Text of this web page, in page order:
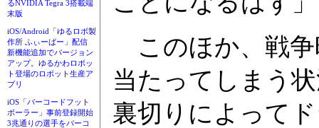
るNVIDIA Tegra 3搭載端
末版
iOS/Android「ゆるロボ製
作所 ふぃーばー」配信
新機能追加でバージョン
アップ。ゆるかわロボッ
ト登場のロボット生産ア
プリ
iOS「バーコードフット
ボーラー」事前登録開始
3兆通りの選手をバーコ
このほか、戦争
当たってしまう
裏切りによって